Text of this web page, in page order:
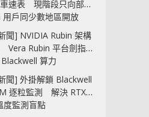
速表 現階段只向部分
戶同少數地區開放
聞] NVIDIA Rubin 架構
Vera Rubin 平台劍指
算力
聞] 外掛解鎖 Blackwell
逐粒監測 解決 RTX
度監測盲點